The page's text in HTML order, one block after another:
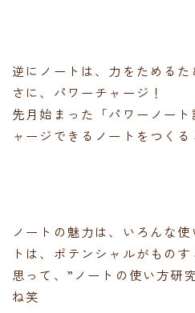
逆にノートは、力をためる
さに、パワーチャージ！
先月始まった「パワーノー
ャージできるノートをつくる
ノートの魅力は、いろんな
トは、ポテンシャルがもの
思って、”ノートの使い方研
ね笑